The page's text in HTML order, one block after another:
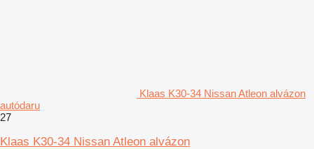
Klaas K30-34 Nissan Atleon alvázon
autódaru
27
Klaas K30-34 Nissan Atleon alvázon